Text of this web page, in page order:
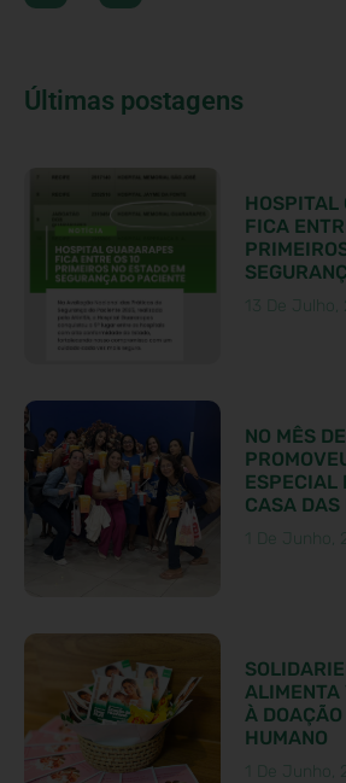
Últimas postagens
HOSPITAL
FICA
13 De Julho,
NO MÊS
ESPECIAL
CASA DAS
1 De Junho,
ALIMENTA
À
HUMANO
1 De Junho,